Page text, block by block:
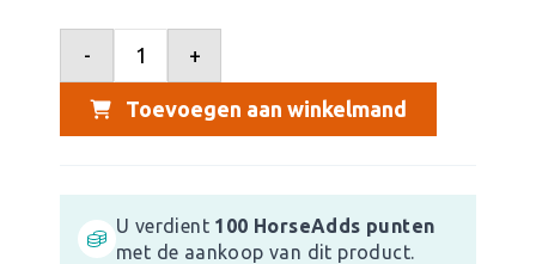
- +
Toevoegen aan winkelmand
U verdient 100 HorseAdds punten
met de aankoop van dit product.